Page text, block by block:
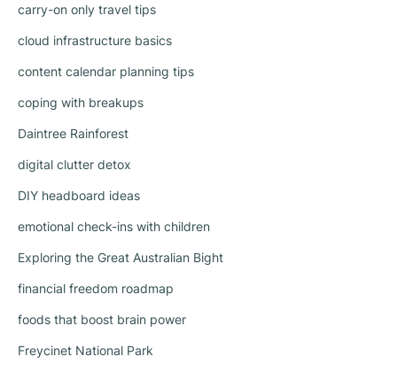
carry-on only travel tips
cloud infrastructure basics
content calendar planning tips
coping with breakups
Daintree Rainforest
digital clutter detox
DIY headboard ideas
emotional check-ins with children
Exploring the Great Australian Bight
financial freedom roadmap
foods that boost brain power
Freycinet National Park